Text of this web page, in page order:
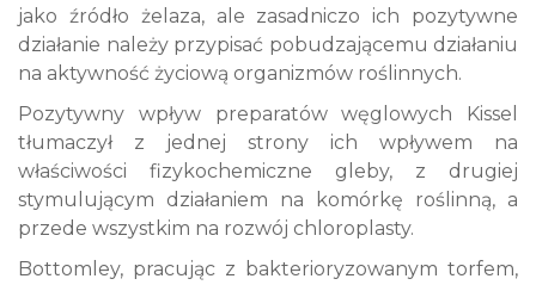
jako źródło żelaza, ale zasadniczo ich pozytywne
działanie należy przypisać pobudzającemu działaniu
na aktywność życiową organizmów roślinnych.
Pozytywny wpływ preparatów węglowych Kissel
tłumaczył z jednej strony ich wpływem na
właściwości fizykochemiczne gleby, z drugiej
stymulującym działaniem na komórkę roślinną, a
przede wszystkim na rozwój chloroplasty.
Bottomley, pracując z bakterioryzowanym torfem,